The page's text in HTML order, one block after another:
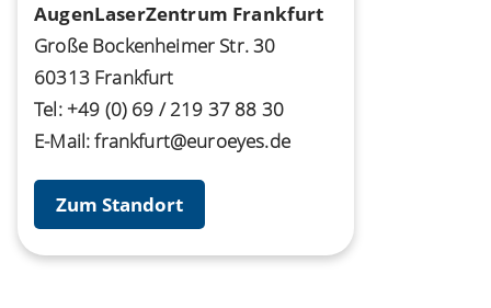
AugenLaserZentrum Frankfurt
Große Bockenheimer Str. 30
60313 Frankfurt
Tel: +49 (0) 69 / 219 37 88 30
E-Mail:frankfurt@euroeyes.de
Zum Standort